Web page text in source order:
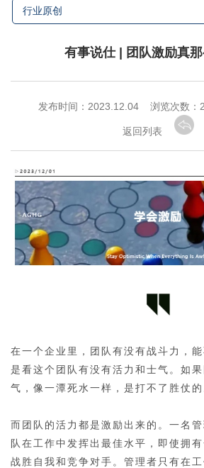
行业原创
有事说仕 | 团队激励真那
发布时间：2023.12.04 浏览次数：
返回列表
在一个企业里，团队有没有战斗力，
是看这个团队有没有活力和士气。如
气，像一潭死水一样，是打不了胜仗的
而团队的活力都是激励出来的。一名
队在工作中发挥出最佳水平，即使拥
战胜自我和竞争对手。管理者只有在